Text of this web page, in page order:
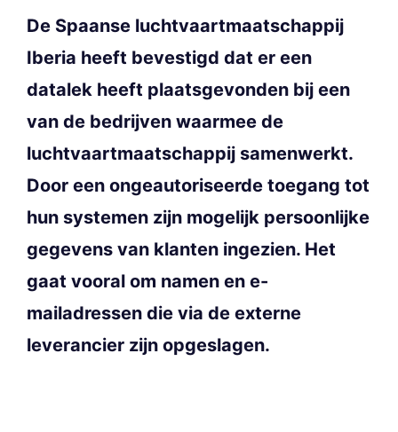
De Spaanse luchtvaartmaatschappij
Iberia heeft bevestigd dat er een
datalek heeft plaatsgevonden bij een
van de bedrijven waarmee de
luchtvaartmaatschappij samenwerkt.
Door een ongeautoriseerde toegang tot
hun systemen zijn mogelijk persoonlijke
gegevens van klanten ingezien. Het
gaat vooral om namen en e-
mailadressen die via de externe
leverancier zijn opgeslagen.